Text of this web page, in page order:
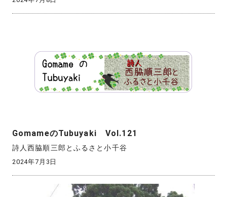
GomameのTubuyaki Vol.121
詩人西脇順三郎とふるさと小千谷
2024年7月3日